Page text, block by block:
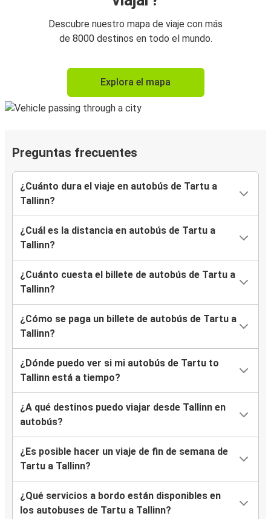
Descubre nuestro mapa de viaje con más
de 8000 destinos en todo el mundo.
Explora el mapa
Preguntas frecuentes
¿Cuánto dura el viaje en autobús de Tartu a
Tallinn?
¿Cuál es la distancia en autobús de Tartu a
Tallinn?
¿Cuánto cuesta el billete de autobús de Tartu a
Tallinn?
¿Cómo se paga un billete de autobús de Tartu a
Tallinn?
¿Dónde puedo ver si mi autobús de Tartu to
Tallinn está a tiempo?
¿A qué destinos puedo viajar desde Tallinn en
autobús?
¿Es posible hacer un viaje de fin de semana de
Tartu a Tallinn?
¿Qué servicios a bordo están disponibles en
los autobuses de Tartu a Tallinn?